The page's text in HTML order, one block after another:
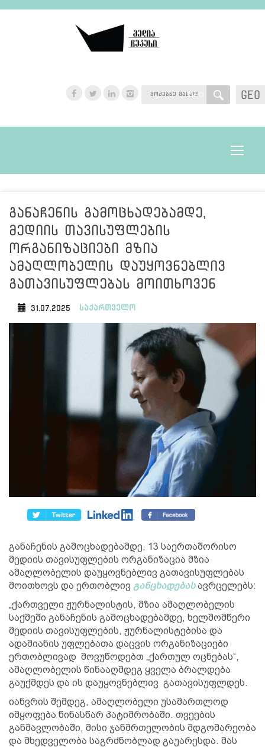
GEO
GEO
Toggle
განაჩენის გამოცხადებამდე,
მედიის თავისუფლების
ორგანიზაციები მზია
ამაღლობელის დაუყოვნებლივ
გათავისუფლებას მოითხოვენ
31.07.2025 საქართველო
განაჩენის გამოცხადებამდე, 13 საერთაშორისო
მედიის თავისუფლების ორგანიზაცია მზია
ამაღლობელის დაუყოვნებლივ გათავისუფლებას
მოითხოვს და ერთობლივ განცხადებასავრცელებს:
„ქართველი ჟურნალისტის, მზია ამაღლობელის
საქმეში განაჩენის გამოცხადებამდე, ხელმომწერი
მედიის თავისუფლების, ჟურნალისტებისა და
ადამიანის უფლებათა დაცვის ორგანიზაციები
ერთობლივად მოვუწოდებთ „ქართულ ოცნებას“,
ამაღლობელის წინააღმდეგ ყველა ბრალდება
გაუქმდეს და ის დაუყოვნებლივ გათავისუფლდეს.
იანვრის შემდეგ, ამაღლობელი უსამართლოდ
იმყოფება წინასწარ პატიმრობაში. თვეების
განმავლობაში, მისი ჯანმრთელობის მდგომარეობა
და მხედველობა საგრძნობლად გაუარესდა. მას